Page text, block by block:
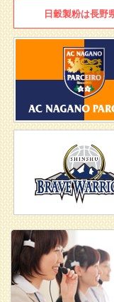
日穀製粉は長野